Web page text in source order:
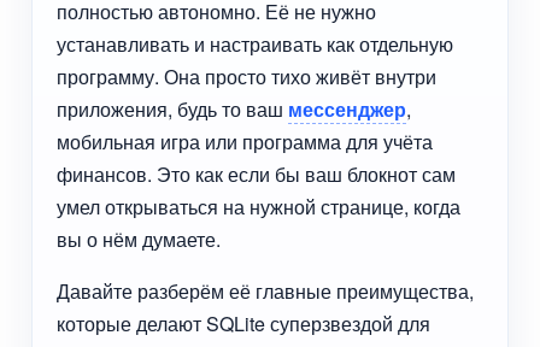
полностью автономно. Её не нужно
устанавливать и настраивать как отдельную
программу. Она просто тихо живёт внутри
приложения, будь то ваш мессенджер,
мобильная игра или программа для учёта
финансов. Это как если бы ваш блокнот сам
умел открываться на нужной странице, когда
вы о нём думаете.
Давайте разберём её главные преимущества,
которые делают SQLite суперзвездой для